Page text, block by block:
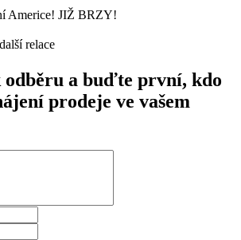
Americe! JIŽ BRZY!
relace
odběru a buďte první, kdo
prodeje ve vašem